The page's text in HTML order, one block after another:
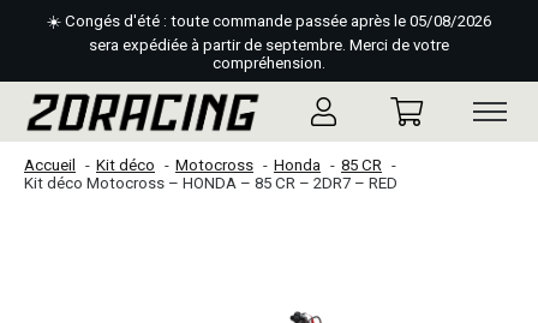
☀️ Congés d'été : toute commande passée après le 05/08/2026
sera expédiée à partir de septembre. Merci de votre
compréhension.
Accueil Kit déco Motocross Honda
85 CR
Kit déco Motocross – HONDA – 85 CR – 2DR7 – RED